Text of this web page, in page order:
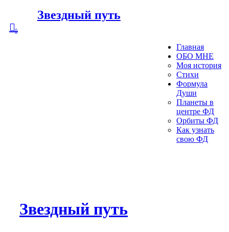
Звездный путь
0
Звездный путь
Главная
ОБО МНЕ
Моя история
Стихи
Формула
Души
Планеты в
центре ФД
Орбиты ФД
Как узнать
свою ФД